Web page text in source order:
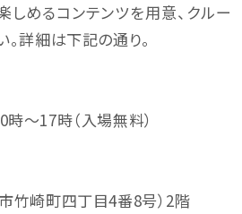
しめるコンテンツを用意、クルー
詳細は下記の通り。
～17時（入場無料）
竹崎町四丁目4番8号）2階